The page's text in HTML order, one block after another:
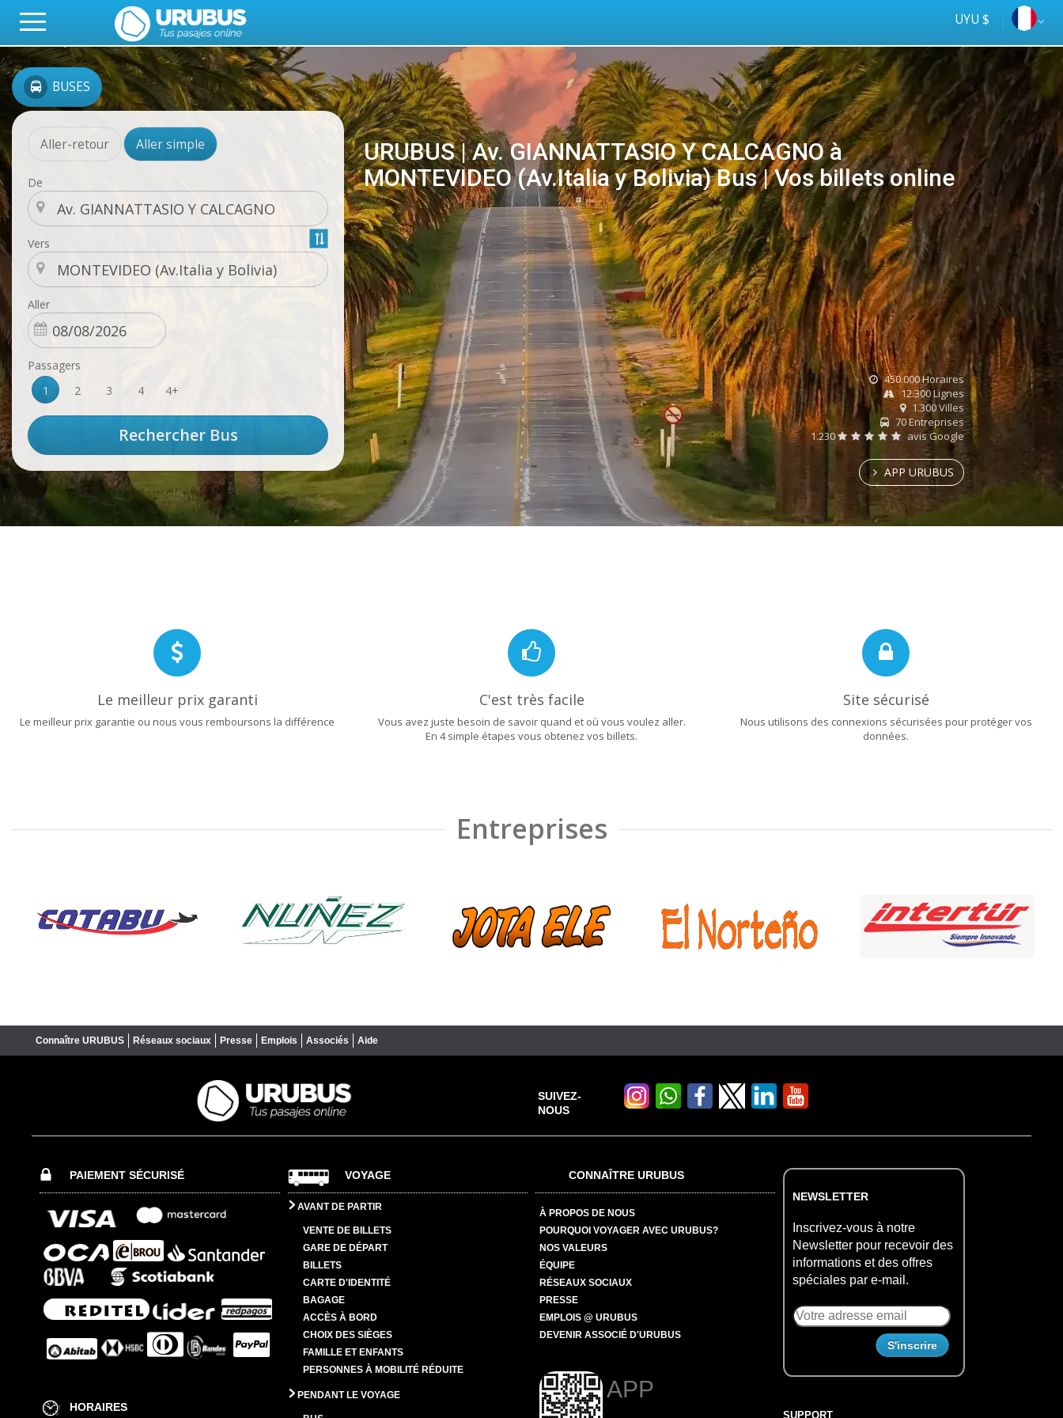
UYU $
BUSES
Aller-retour Aller simple
De
Vers
Aller
Passagers
1
2 3 4 4+
URUBUS | Av. GIANNATTASIO Y CALCAGNO à
MONTEVIDEO (Av.Italia y Bolivia) Bus | Vos billets online
online
Mejor precio
450.000 Horaires
12.300 Lignes
1.300 Villes
70 Entreprises
1.230
avis Google
APP URUBUS
Le meilleur prix garanti
Le meilleur prix garantie ou nous vous remboursons la différence
C'est très facile
Vous avez juste besoin de savoir quand et où vous voulez aller.
En 4 simple étapes vous obtenez vos billets.
Site sécurisé
Nous utilisons des connexions sécurisées pour protéger vos
données.
Entreprises
Connaître URUBUS Réseaux sociaux Presse Emplois Associés Aide
SUIVEZ-
NOUS
PAIEMENT SÉCURISÉ
HORAIRES
VOYAGE
AVANT DE PARTIR
VENTE DE BILLETS
GARE DE DÉPART
BILLETS
CARTE D'IDENTITÉ
BAGAGE
ACCÈS À BORD
CHOIX DES SIÈGES
FAMILLE ET ENFANTS
PERSONNES À MOBILITÉ RÉDUITE
PENDANT LE VOYAGE
CONNAÎTRE URUBUS
À PROPOS DE NOUS
POURQUOI VOYAGER AVEC URUBUS?
NOS VALEURS
ÉQUIPE
RÉSEAUX SOCIAUX
PRESSE
EMPLOIS @ URUBUS
DEVENIR ASSOCIÉ D'URUBUS
APP
NEWSLETTER
Inscrivez-vous à notre
Newsletter pour recevoir des
informations et des offres
spéciales par e-mail.
SUPPORT